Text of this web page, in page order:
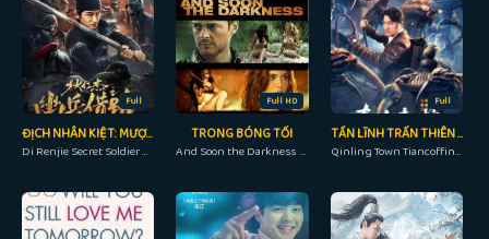
Full
ĐỊCH NHÂN KIỆT: MƯỢN ĐƯỜNG ÂM BINH
Di Renjie Secret Soldier Borrows the Road (2023)
Full HD
TRONG BÓNG TỐI
And Soon the Darkness (2010)
Full
TẦN LĨNH TRẤN THIÊN QUAN
Qinling Town Tiancoffins (2023)